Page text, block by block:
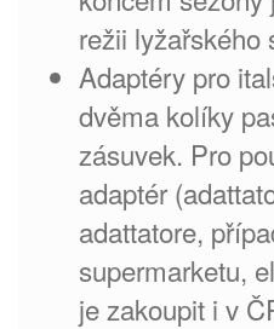
režii lyžařského
Adaptéry pro
dvěma kolíky
zásuvek. Pro
adaptér
adattatore,
supermarketu,
je zakoupit i v